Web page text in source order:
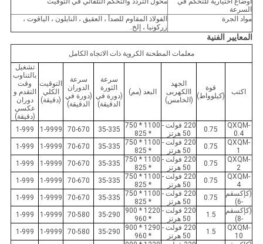
السرعة
مواد الجرة
الفولاذ المقاوم للصدأ ، العقيق ، النايلون ، الياقوت ،
زركونيا ، إلخ.
المعايير الفنية
معلمات المطحنة الكروية ذات الاتجاه الكامل
اكتب
قوة
(كيلوواط)
الجهد
االكهربى
(الخامس)
البعد (مم)
سرعة
الثورة
(دورة في
الدقيقة)
سرعة
الدوران
(دورة في
الدقيقة)
التوقيت
الكلي
(دقيقة)
تشغيل
بالتناوب
وقت
التقدم و
دوران
عكسي
(دقيقة)
QXQM-
0.4
0.75
220 فولت -
50 هرتز
1100 * 750
* 825
35-335
70-670
1-9999
1-999
QXQM-
1
0.75
220 فولت -
50 هرتز
1100 * 750
* 825
35-335
70-670
1-9999
1-999
QXQM-
2
0.75
220 فولت -
50 هرتز
1100 * 750
* 825
35-335
70-670
1-9999
1-999
QXQM-
4
0.75
220 فولت -
50 هرتز
1100 * 750
* 825
35-335
70-670
1-9999
1-999
(كإكسقم
-6)
0.75
220 فولت -
50 هرتز
1100 * 750
* 825
35-335
70-670
1-9999
1-999
(كإكسقم
-8)
1.5
220 فولت -
50 هرتز
1220 * 900
* 960
35-290
70-580
1-9999
1-999
QXQM-
10
1.5
220 فولت -
50 هرتز
1290 * 900
* 960
35-290
70-580
1-9999
1-999